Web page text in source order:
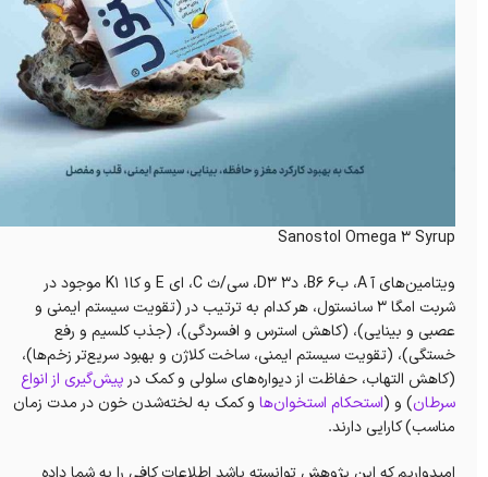
Sanostol Omega 3 Syrup
ویتامین‌های آ A، ب۶ B6، د۳ D3، سی/ث C، ای E و کا۱ K1 موجود در
شربت امگا 3 سانستول، هر کدام به ترتیب در (تقویت‌ سیستم ایمنی و
عصبی و بینایی‌)، (کاهش استرس و افسردگی)، (جذب کلسیم و رفع
خستگی)، (تقویت سیستم ایمنی، ساخت کلاژن و بهبود سریع‌تر زخم‌ها)،
(کاهش التهاب، حفاظت از دیوار‌ه‌های سلولی و کمک در پیش‌گیری از انواع
سرطان) و (استحکام استخوان‌ها و کمک به لخته‌شدن خون در مدت زمان
مناسب) کارایی دارند.